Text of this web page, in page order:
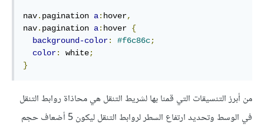
nav. pagination a: hover,
nav. pagination a: hover {
background-color: #f6c86c;
color: white;
}
من أبرز التنسيقات التي قمنا بها لشريط التنقل هي محاذاة روابط التنقل
في الوسط وتحديد ارتفاع السطر لروابط التنقل ليكون 5 أضعاف حجم